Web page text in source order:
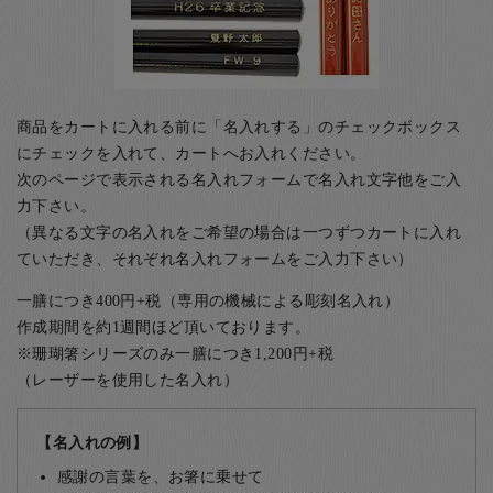
商品をカートに入れる前に「名入れする」のチェックボックス
にチェックを入れて、カートへお入れください。
次のページで表示される名入れフォームで名入れ文字他をご入
力下さい。
（異なる文字の名入れをご希望の場合は一つずつカートに入れ
ていただき、それぞれ名入れフォームをご入力下さい）
一膳につき400円+税（専用の機械による彫刻名入れ）
作成期間を約1週間ほど頂いております。
※珊瑚箸シリーズのみ一膳につき1,200円+税
（レーザーを使用した名入れ）
【名入れの例】
感謝の言葉を、お箸に乗せて